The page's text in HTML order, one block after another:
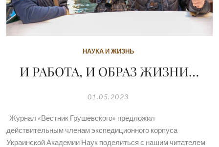
НАУКА И ЖИЗНЬ
И РАБОТА, И ОБРАЗ ЖИЗНИ…
01.05.2023
Журнал «Вестник Грушевского» предложил
действительным членам экспедиционного корпуса
Украинской Академии Наук поделиться с нашим читателем